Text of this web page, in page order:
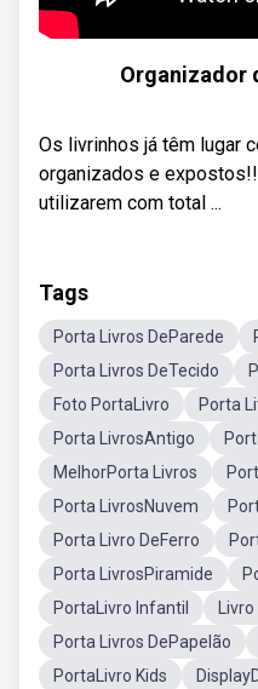
Organizador
Os livrinhos já têm lugar
organizados e
utilizarem com total ...
Tags
Porta Livros DeParede
Porta Livros DeTecido
Foto PortaLivro
Porta
Porta LivrosAntigo
MelhorPorta Livros
Porta LivrosNuvem
Porta Livro DeFerro
Porta LivrosPiramide
PortaLivro Infantil
Porta Livros DePapelão
PortaLivro Kids